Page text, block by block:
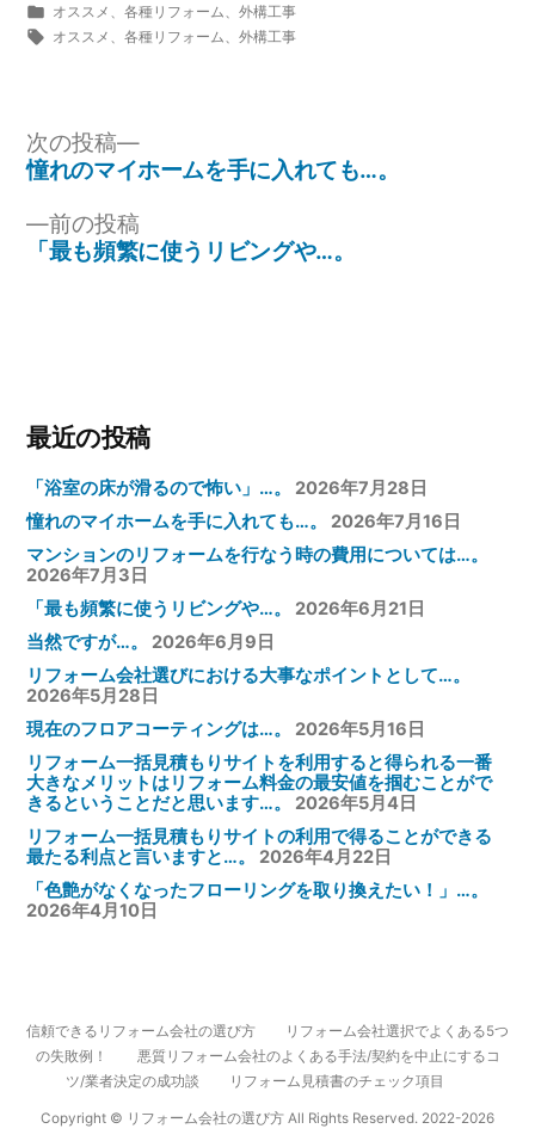
稿
者:
カ
テ
オススメ 各種リフォーム
外構工事
タ
オススメ 各種リフォーム 外構工事
投
稿
ナ
ョ
ン
前の投稿
の
「最も頻繁に使うリビングや…。
次の投稿
次
の
憧れのマイホームを手に入れても…。
最近の投稿
「浴室の床が滑るので怖い」…。
2026年7月28日
憧れのマイホームを手に入れても…。
2026年7月16日
マンションのリフォームを行なう時の費用については…。
2026年7月3日
「最も頻繁に使うリビングや…。
2026年6月21日
当然ですが…。
2026年6月9日
リフォーム会社選びにおける大事なポイントとして…。
2026年5月28日
現在のフロアコーティングは…。
2026年5月16日
リフォーム一括見積もりサイトを利用すると得られる一番
大きなメリットはリフォーム料金の最安値を掴むことがで
きるということだと思います…。
2026年5月4日
リフォーム一括見積もりサイトの利用で得ることができる
最たる利点と言いますと…。
2026年4月22日
「色艶がなくなったフローリングを取り換えたい！」…。
2026年4月10日
信頼できるリフォーム会社の選び方
リフォーム会社選択でよくある5つ
の失敗例！
悪質リフォーム会社のよくある手法/契約を中止にするコ
ツ/業者決定の成功談
リフォーム見積書のチェック項目
Copyright © リフォーム会社の選び方 All Rights Reserved. 2022-2026